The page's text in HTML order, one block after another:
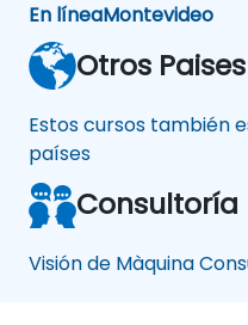
En líneaMontevideo
Otros Paises
Estos cursos también
países
Consultoría
Visión de Màquina